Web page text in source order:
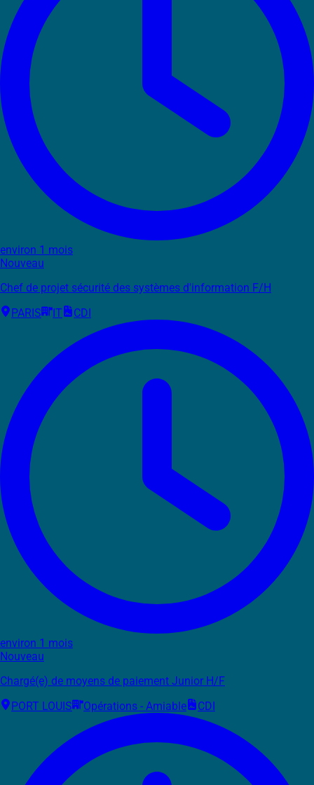
environ 1 mois
Nouveau
Chef de projet sécurité des systèmes d'information F/H
PARIS
IT CDI
environ 1 mois
Nouveau
Chargé(e) de moyens de paiement Junior H/F
PORT LOUIS
Opérations - Amiable CDI